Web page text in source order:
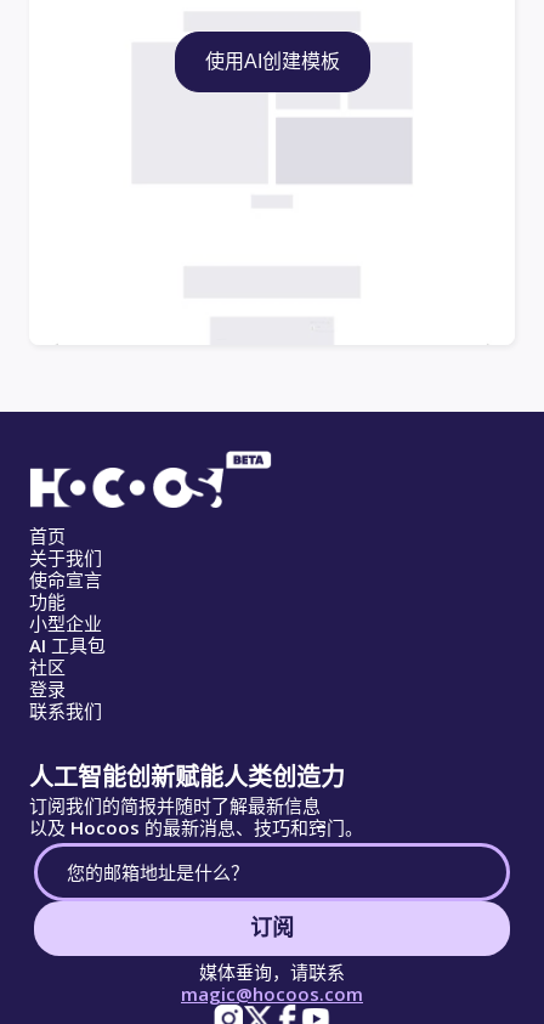
使用AI创建模板
首页
关于我们
使命宣言
功能
小型企业
AI 工具包
社区
登录
联系我们
人工智能创新赋能人类创造力
订阅我们的简报并随时了解最新信息
以及 Hocoos 的最新消息、技巧和窍门。
订阅
媒体垂询，请联系
magic@hocoos.com